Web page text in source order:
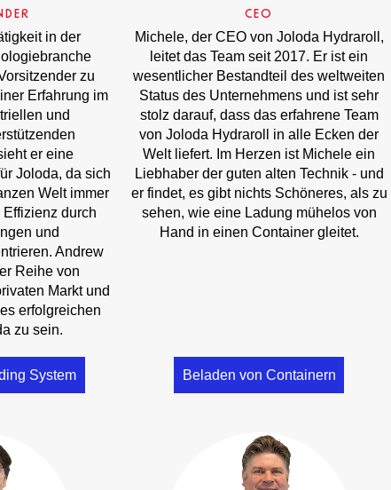
in der
zu
Erfahrung im
und
er eine
Joloda, da sich
Welt immer
durch
und
Andrew
Reihe von
Markt und
erfolgreichen
zu sein.
System
CEO
Michele, der CEO von Joloda Hydraroll,
leitet das Team seit 2017. Er ist ein
wesentlicher Bestandteil des weltweiten
Status des Unternehmens und ist sehr
stolz darauf, dass das erfahrene Team
von Joloda Hydraroll in alle Ecken der
Welt liefert. Im Herzen ist Michele ein
Liebhaber der guten alten Technik - und
er findet, es gibt nichts Schöneres, als zu
sehen, wie eine Ladung mühelos von
Hand in einen Container gleitet.
Beladen von Containern